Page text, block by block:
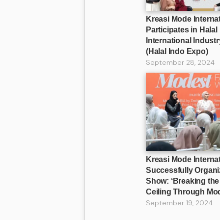
Kreasi Mode
Participates in
International
(Halal Indo Expo)
September 28, 2024
Kreasi Mode
Successfully
Show: ‘Breaking
Ceiling Through
September 19, 2024